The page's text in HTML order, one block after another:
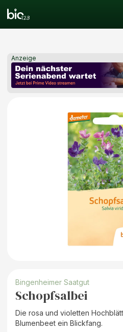
Anzeige
Bingenheimer Saatgut
Schopfsalbei
Die rosa und violetten
Blumenbeet ein Blickfang.